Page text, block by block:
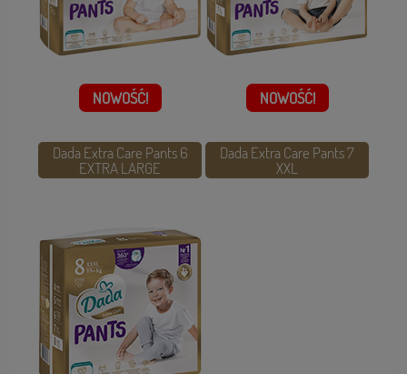
NOWOŚĆ!
Dada Extra Care Pants 6
EXTRA LARGE
NOWOŚĆ!
Dada Extra Care Pants 7
XXL